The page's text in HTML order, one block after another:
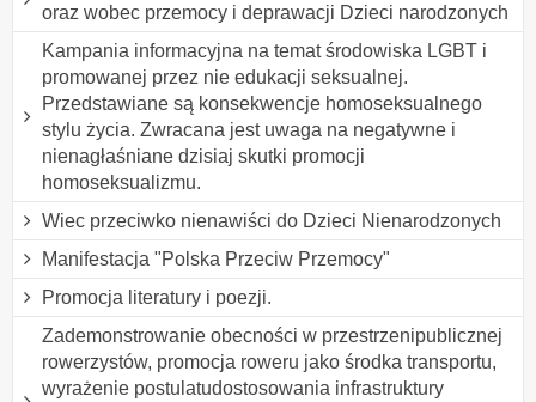
oraz wobec przemocy i deprawacji Dzieci narodzonych
Kampania informacyjna na temat środowiska LGBT i
promowanej przez nie edukacji seksualnej.
Przedstawiane są konsekwencje homoseksualnego
stylu życia. Zwracana jest uwaga na negatywne i
nienagłaśniane dzisiaj skutki promocji
homoseksualizmu.
Wiec przeciwko nienawiści do Dzieci Nienarodzonych
Manifestacja "Polska Przeciw Przemocy"
Promocja literatury i poezji.
Zademonstrowanie obecności w przestrzenipublicznej
rowerzystów, promocja roweru jako środka transportu,
wyrażenie postulatudostosowania infrastruktury